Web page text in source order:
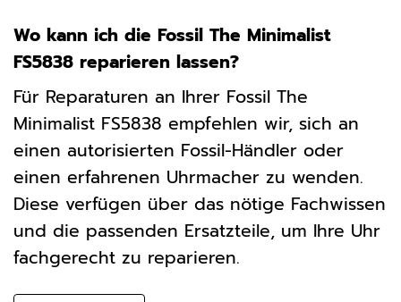
Wo kann ich die Fossil The Minimalist
FS5838 reparieren lassen?
Für Reparaturen an Ihrer Fossil The
Minimalist FS5838 empfehlen wir, sich an
einen autorisierten Fossil-Händler oder
einen erfahrenen Uhrmacher zu wenden.
Diese verfügen über das nötige Fachwissen
und die passenden Ersatzteile, um Ihre Uhr
fachgerecht zu reparieren.